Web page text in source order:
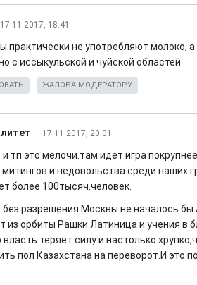
17.11.2017, 18:41
практически не употребляют молоко,
с иссыкульской и чуйской областей
ЖАЛОБА МОДЕРАТОРУ
17.11.2017, 20:01
тп это мелочи.там идет игра
и недовольства среди наших
более 100тысяч.человек.
без разрешения Москвы не началось
из орбиты Рашки.Латиница и учения в
власть теряет силу и настолько
пол Казахстана на переворот.И это